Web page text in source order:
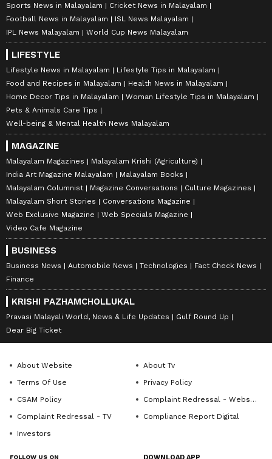
Sports News in Malayalam
Cricket News in Malayalam
Football News in Malayalam
ISL News Malayalam
IPL News Malayalam
World Cup News Malayalam
LIFESTYLE
Lifestyle News in Malayalam
Lifestyle Tips in Malayalam
Food and Recipes in Malayalam
Health News in Malayalam
Home Decor Tips in Malayalam
Woman Lifestyle Tips in Malayalam
Pets & Animals Care Tips
Well-being & Mental Health News Malayalam
MAGAZINE
Malayalam Magazines
Malayalam Krishi (Agriculture)
India Art Magazine Malayalam
Malayalam Books
Malayalam Columnist
Magazine Conversations
Culture Magazines
Malayalam Short Stories
Conversations Magazine
Web Exclusive Magazine
Web Specials Magazine
Video Cafe Magazine
BUSINESS
Business News Automobile News Technologies
Fact Check News
Finance
KRISHI PAZHAMCHOLLUKAL
Pravasi Malayali World, News & Life Updates
Gulf Round Up
Dear Big Ticket
About Website
About Tv
Terms Of Use
Privacy Policy
CSAM Policy
Complaint Redressal - Website
Complaint Redressal - TV
Compliance Report Digital
Investors
FOLLOW US ON DOWNLOAD APP